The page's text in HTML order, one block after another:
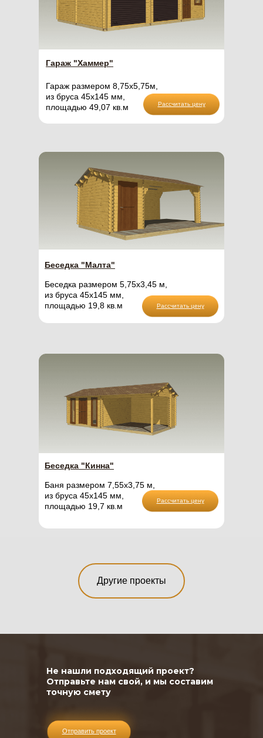
Баня размером 7,55х3,75 м,
из бруса 45х145 мм,
площадью 19,7 кв.м
Беседка "Малта"
Рассчитать цену
Беседка "Кинна"
Рассчитать цену
Беседка размером 5,75х3,45 м,
из бруса 45х145 мм,
площадью 19,8 кв.м
Гараж "Хаммер"
Рассчитать цену
Гараж размером 8,75х5,75м,
из бруса 45х145 мм,
площадью 49,07 кв.м
Другие проекты
Не нашли подходящий проект?
Отправьте нам свой, и мы составим
точную смету
Отправить проект
Расчет стоимости
Далее
Тип постройки
Материал стен
Брус